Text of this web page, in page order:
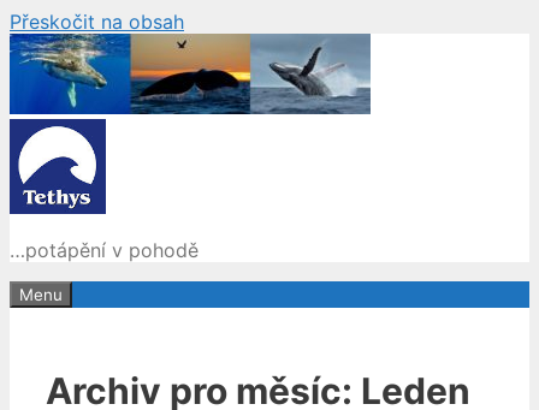
Přeskočit na obsah
…potápění v pohodě
Menu
Archiv pro měsíc: Leden